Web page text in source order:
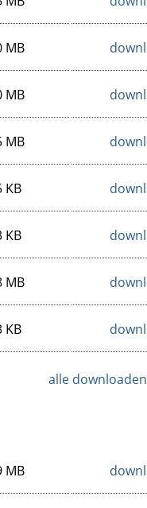
MB
MB
MB
KB
KB
MB
KB
alle downloaden
MB